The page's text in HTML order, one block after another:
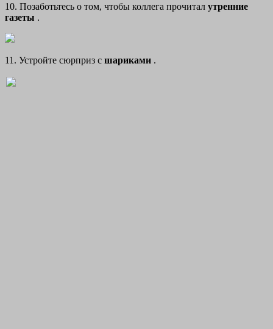
10. Позаботьтесь о том, чтобы коллега прочитал утренние
газеты .
11. Устройте сюрприз с шариками .